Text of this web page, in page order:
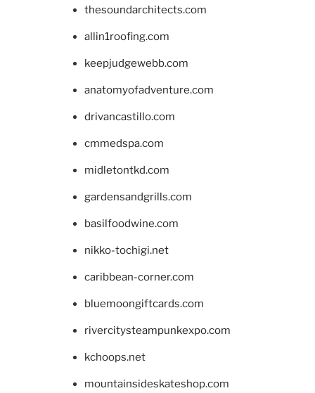
thesoundarchitects.com
allin1roofing.com
keepjudgewebb.com
anatomyofadventure.com
drivancastillo.com
cmmedspa.com
midletontkd.com
gardensandgrills.com
basilfoodwine.com
nikko-tochigi.net
caribbean-corner.com
bluemoongiftcards.com
rivercitysteampunkexpo.com
kchoops.net
mountainsideskateshop.com